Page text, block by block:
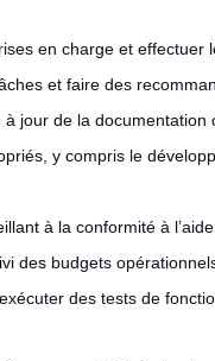
en charge et
et faire des
jour de la
y compris le
à la conformité à
des budgets
des tests de